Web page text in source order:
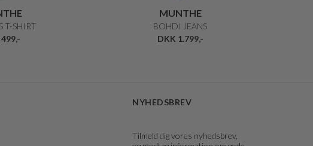
T-SHIRT
MUNTHE
BOHDI JEANS
DKK 1.799,-
NYHEDSBREV
Tilmeld dig vores nyhedsbrev,